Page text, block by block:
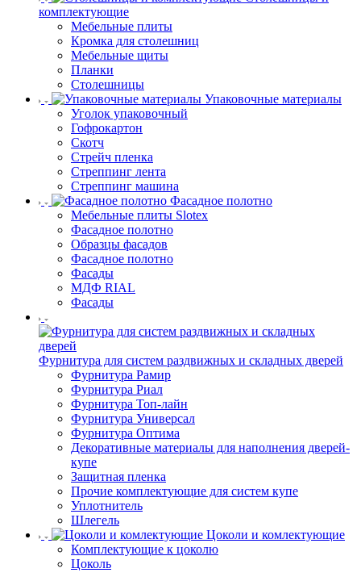
комплектующие
Мебельные плиты
Кромка для столешниц
Мебельные щиты
Планки
Столешницы
Упаковочные материалы
Уголок упаковочный
Гофрокартон
Скотч
Стрейч пленка
Стреппинг лента
Стреппинг машина
Фасадное полотно
Мебельные плиты Slotex
Фасадное полотно
Образцы фасадов
Фасадное полотно
Фасады
МДФ RIAL
Фасады
Фурнитура для систем раздвижных и складных дверей
Фурнитура Рамир
Фурнитура Риал
Фурнитура Топ-лайн
Фурнитура Универсал
Фурнитура Оптима
Декоративные материалы для наполнения дверей-
купе
Защитная пленка
Прочие комплектующие для систем купе
Уплотнитель
Шлегель
Цоколи и комлектующие
Комплектующие к цоколю
Цоколь